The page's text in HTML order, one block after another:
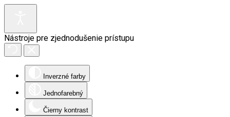
Nástroje pre zjednodušenie prístupu
Inverzné farby
Jednofarebný
Čierny kontrast